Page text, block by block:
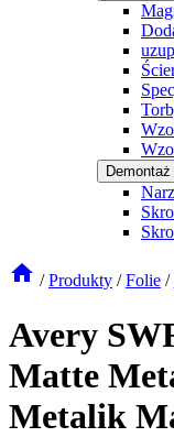
Demontaż
/ Produkty / Folie /
Avery
Matte
Metalik